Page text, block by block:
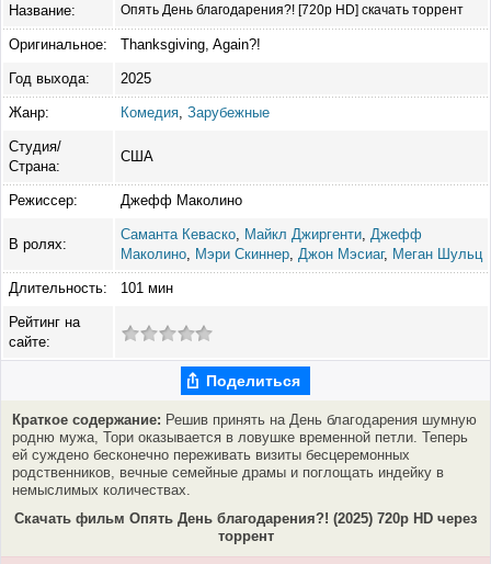
Название: Опять День благодарения?! [720p HD] скачать торрент
Оригинальное: Thanksgiving, Again?!
Год выхода: 2025
Жанр: Комедия Зарубежные
Студия/
Страна:
США
Режиссер: Джефф Маколино
В ролях:
Саманта Кеваско Майкл Джиргенти Джефф
Маколино
Мэри Скиннер Джон Мэсиаг, Меган Шульц
Длительность: 101 мин
Рейтинг на
сайте:
Поделиться
Краткое содержание: Решив принять на День благодарения шумную
родню мужа, Тори оказывается в ловушке временной петли. Теперь
ей суждено бесконечно переживать визиты бесцеремонных
родственников, вечные семейные драмы и поглощать индейку в
немыслимых количествах.
Скачать фильм Опять День благодарения?! (2025) 720p HD через
торрент